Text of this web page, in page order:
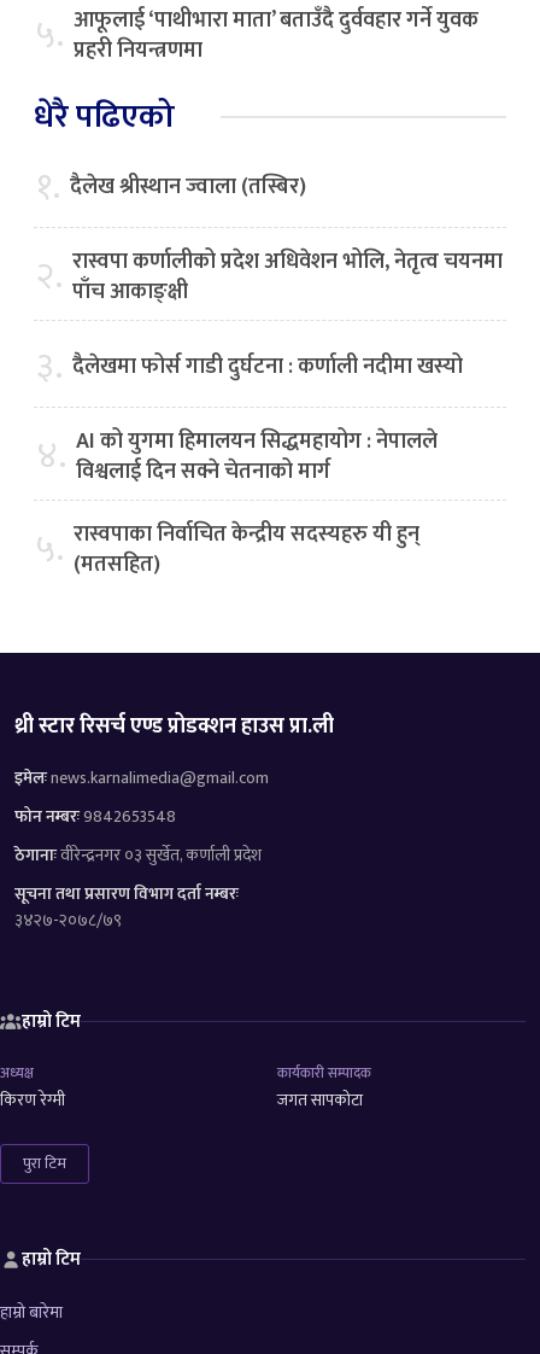
५. आफूलाई ‘पाथीभारा माता’ बताउँदै दुर्ववहार गर्ने युवक
प्रहरी नियन्त्रणमा
धेरै पढिएको
१. दैलेख श्रीस्थान ज्वाला (तस्बिर)
२. रास्वपा कर्णालीको प्रदेश अधिवेशन भोलि, नेतृत्व चयनमा
पाँच आकाङ्क्षी
३. दैलेखमा फोर्स गाडी दुर्घटना : कर्णाली नदीमा खस्यो
४. AI को युगमा हिमालयन सिद्धमहायोग : नेपालले
विश्वलाई दिन सक्ने चेतनाको मार्ग
५. रास्वपाका निर्वाचित केन्द्रीय सदस्यहरु यी हुन्
(मतसहित)
थ्री स्टार रिसर्च एण्ड प्रोडक्शन हाउस प्रा.ली
इमेलःnews.karnalimedia@gmail.com
फोन नम्बरः9842653548
ठेगानाःवीरेन्द्रनगर ०३ सुर्खेत, कर्णाली प्रदेश
सूचना तथा प्रसारण विभाग दर्ता नम्बरः
३४२७-२०७८/७९
हाम्रो टिम
अध्यक्ष
किरण रेग्मी
कार्यकारी सम्पादक
जगत सापकोटा
पुरा टिम
हाम्रो टिम
हाम्रो बारेमा